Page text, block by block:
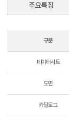
주요특징
구분
데이터시트
도면
카달로그